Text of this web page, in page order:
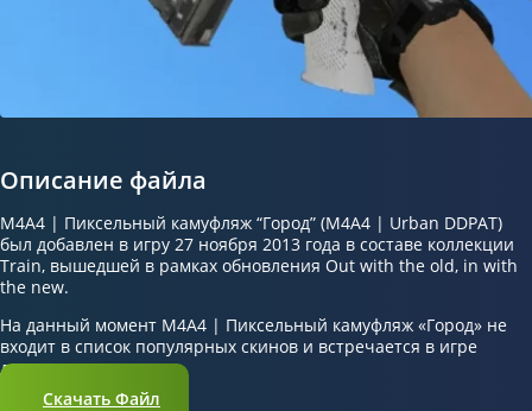
Описание файла
M4A4 | Пиксельный камуфляж “Город” (M4A4 | Urban DDPAT)
был добавлен в игру 27 ноября 2013 года в составе коллекции
Train, вышедшей в рамках обновления Out with the old, in with
the new.
На данный момент M4A4 | Пиксельный камуфляж «Город» не
входит в список популярных скинов и встречается в игре
довольно редко.
Скачать Файл